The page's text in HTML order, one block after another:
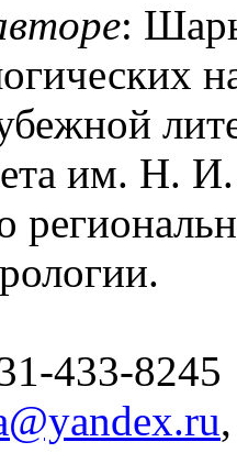
:
им. Н.
433-8245
,